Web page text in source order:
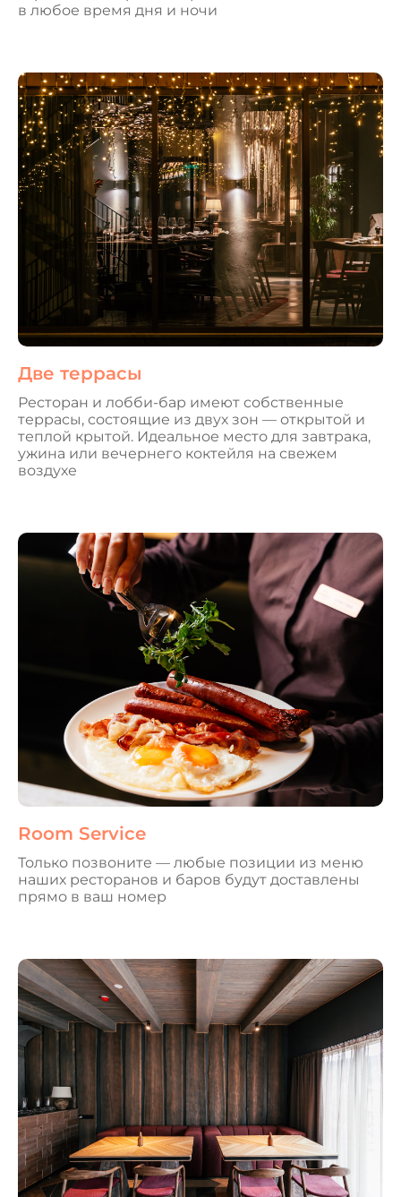
в любое время дня и ночи
Две террасы
Ресторан и лобби-бар имеют собственные
террасы, состоящие из двух зон — открытой и
теплой крытой. Идеальное место для завтрака,
ужина или вечернего коктейля на свежем
воздухе
Room Service
Только позвоните — любые позиции из меню
наших ресторанов и баров будут доставлены
прямо в ваш номер